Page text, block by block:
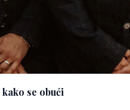
se obući